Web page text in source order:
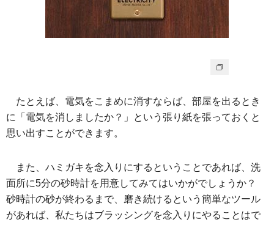
たとえば、電気をこまめに消すならば、部屋を出るとき
に「電気を消しましたか？」という張り紙を張っておくと
思い出すことができます。
また、ハミガキを念入りにするということであれば、洗
面所に5分の砂時計を用意してみてはいかがでしょうか？
砂時計の砂が終わるまで、磨き続けるという簡単なツール
があれば、私たちはブラッシングを念入りにやることはで